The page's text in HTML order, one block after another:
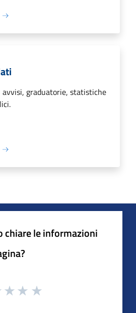
avvisi, graduatorie, statistiche
chiare le informazioni